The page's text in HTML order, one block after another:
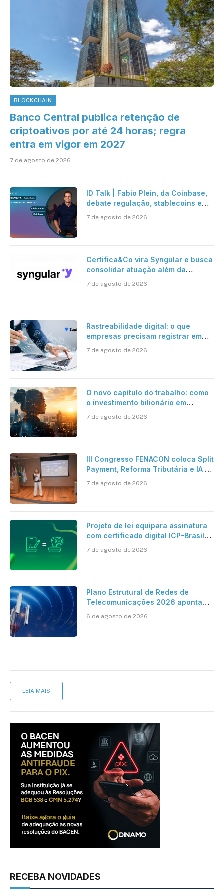
BLOCKCHAIN
Banco Central publica retenção de
criptoativos por até 24 horas; regra
entra em vigor em 2027
7 de agosto de 2026
ID Talk | Fabio Plein, da Coinbase,
debate regulação, stablecoins e
7 de agosto de 2026
Certifica&Co vira Syngular e busca
consolidar atuação além da
7 de agosto de 2026
Rastreabilidade digital: o que
empresas precisam registrar em
7 de agosto de 2026
O novo capítulo do trabalho: como
o investimento bilionário em
verdadeira era da inteligência
7 de agosto de 2026
III Congresso FENACON coloca Split
Payment, Reforma Tributária e IA no
7 de agosto de 2026
Projeto de lei equipara assinatura
com certificado digital ICP-Brasil
cartório
7 de agosto de 2026
Plano Estrutural de Redes de
Telecomunicações 2026 aponta
mantém desafio
6 de agosto de 2026
LEIA MAIS
RECEBA NOVIDADES